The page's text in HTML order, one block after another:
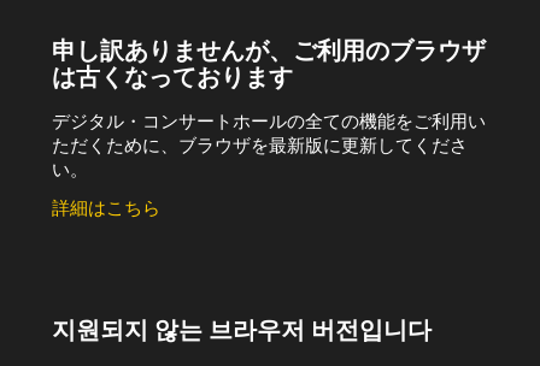
申し訳ありませんが、ご利用のブラウザ
は古くなっております
デジタル・コンサートホールの全ての機能をご利用い
ただくために、ブラウザを最新版に更新してくださ
い。
詳細はこちら
지원되지 않는 브라우저 버전입니다